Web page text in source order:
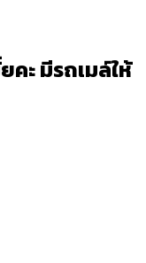
5 เขตที่งบเพิ่ม
ทพฯ ส่วนใหญ่มา
ะ มีรถเมล์ให้